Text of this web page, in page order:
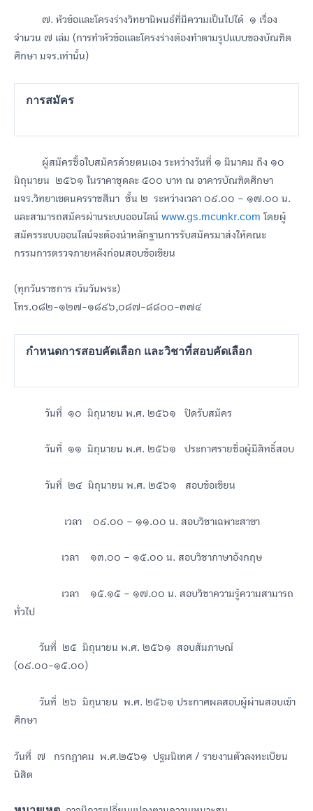
๗. หัวข้อและโครงร่างวิทยานิพนธ์ที่มีความเป็นไปได้ ๑ เรื่อง
จำนวน ๗ เล่ม (การทำหัวข้อและโครงร่างต้องทำตามรูปแบบของบัณฑิต
ศึกษา มจร.เท่านั้น)
การสมัคร
ผู้สมัครซื้อใบสมัครด้วยตนเอง ระหว่างวันที่ ๑ มีนาคม ถึง ๑๐
มิถุนายน ๒๕๖๑ ในราคาชุดละ ๕๐๐ บาท ณ อาคารบัณฑิตศึกษา
มจร.วิทยาเขตนครราชสีมา ชั้น ๒ ระหว่างเวลา ๐๙.๐๐ – ๑๗.๐๐ น.
และสามารถสมัครผ่านระบบออนไลน์ www.gs.mcunkr.com โดยผู้
สมัครระบบออนไลน์จะต้องนำหลักฐานการรับสมัครมาส่งให้คณะ
กรรมการตรวจภายหลังก่อนสอบข้อเขียน
(ทุกวันราชการ เว้นวันพระ)
โทร.๐๘๒-๑๒๗-๑๘๙๖,๐๘๗-๘๘๐๐-๓๗๔
กำหนดการสอบคัดเลือก และวิชาที่สอบคัดเลือก
วันที่ ๑๐ มิถุนายน พ.ศ. ๒๕๖๑ ปิดรับสมัคร
วันที่ ๑๑ มิถุนายน พ.ศ. ๒๕๖๑ ประกาศรายชื่อผู้มีสิทธิ์สอบ
วันที่ ๒๔ มิถุนายน พ.ศ. ๒๕๖๑ สอบข้อเขียน
เวลา ๐๙.๐๐ – ๑๑.๐๐ น. สอบวิชาเฉพาะสาขา
เวลา ๑๓.๐๐ – ๑๕.๐๐ น. สอบวิชาภาษาอังกฤษ
เวลา ๑๕.๑๕ – ๑๗.๐๐ น. สอบวิชาความรู้ความสามารถ
ทั่วไป
วันที่ ๒๕ มิถุนายน พ.ศ. ๒๕๖๑ สอบสัมภาษณ์
(๐๙.๐๐-๑๕.๐๐)
วันที่ ๒๖ มิถุนายน พ.ศ. ๒๕๖๑ ประกาศผลสอบผู้ผ่านสอบเข้า
ศึกษา
วันที่ ๗ กรกฎาคม พ.ศ.๒๕๖๑ ปฐมนิเทศ / รายงานตัวลงทะเบียน
นิสิต